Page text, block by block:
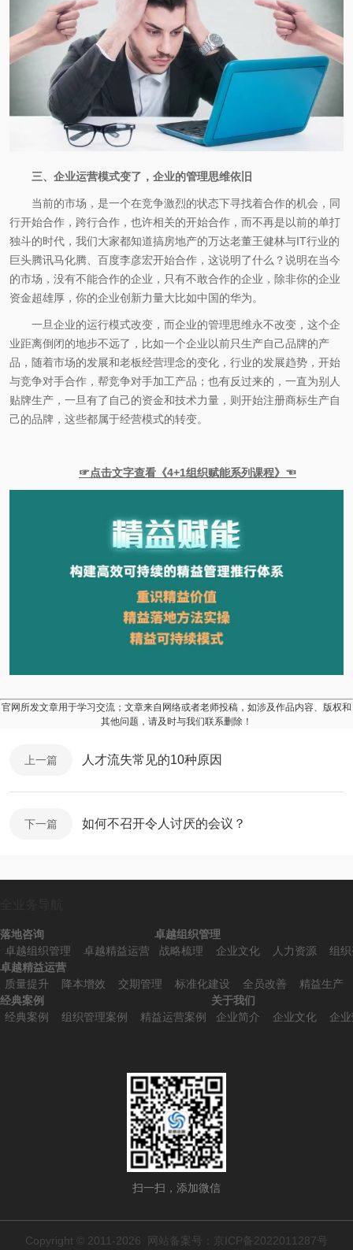
三、企业运营模式变了，企业的管理思维依旧
当前的市场，是一个在竞争激烈的状态下寻找着合作的机会，同
行开始合作，跨行合作，也许相关的开始合作，而不再是以前的单打
独斗的时代，我们大家都知道搞房地产的万达老董王健林与IT行业的
巨头腾讯马化腾、百度李彦宏开始合作，这说明了什么？说明在当今
的市场，没有不能合作的企业，只有不敢合作的企业，除非你的企业
资金超雄厚，你的企业创新力量大比如中国的华为。
一旦企业的运行模式改变，而企业的管理思维永不改变，这个企
业距离倒闭的地步不远了，比如一个企业以前只生产自己品牌的产
品，随着市场的发展和老板经营理念的变化，行业的发展趋势，开始
与竞争对手合作，帮竞争对手加工产品；也有反过来的，一直为别人
贴牌生产，一旦有了自己的资金和技术力量，则开始注册商标生产自
己的品牌，这些都属于经营模式的转变。
☞点击文字查看《4+1组织赋能系列课程》☜
官网所发文章用于学习交流；文章来自网络或者老师投稿，如涉及作品内容、版权和
其他问题，请及时与我们联系删除！
上一篇 人才流失常见的10种原因
下一篇 如何不召开令人讨厌的会议？
落地咨询
卓越组织管理
卓越精益运营
卓越组织管理
战略梳理
企业文化 人力资源
组
卓越精益运营
质量提升
降本增效 交期管理 标准化建设 全员改善
精益生产
经典案例
经典案例
组织管理案例 精益运营案例
关于我们
企业简介
企业文化 企
扫一扫，添加微信
Copyright © 2011-2026 网站备案号： 京ICP备2022011287号